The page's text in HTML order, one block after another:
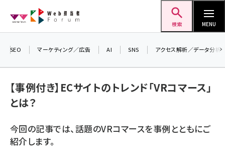
ン
検索 MENU
ai (2804)
SEO マーケティング／広告 AI SNS アクセス解析／データ分析
【事例付き】ECサイトのトレンド「VRコマース」
とは？
今回の記事では、話題のVRコマースを事例とともにご
紹介します。
差し